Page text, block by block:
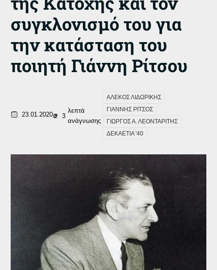
συγκλονισμό του για
την κατάσταση του
ποιητή Γιάννη Ρίτσου
23.01.2020 3
λεπτά
ανάγνωσης
ΑΛΕΚΟΣ ΛΙΔΩΡΙΚΗΣ
ΓΙΑΝΝΗΣ ΡΙΤΣΟΣ
ΓΙΩΡΓΟΣ Α. ΛΕΟΝΤΑΡΙΤΗΣ
ΔΕΚΑΕΤΙΑ '40